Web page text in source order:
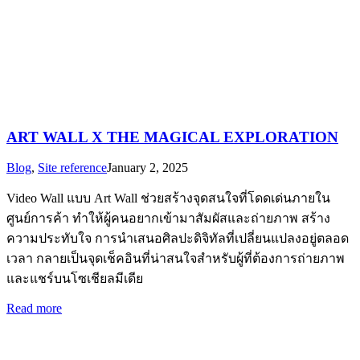
ART WALL X THE MAGICAL EXPLORATION
Blog, Site referenceJanuary 2, 2025
Video Wall แบบ Art Wall ช่วยสร้างจุดสนใจที่โดดเด่นภายใน
ศูนย์การค้า ทำให้ผู้คนอยากเข้ามาสัมผัสและถ่ายภาพ สร้าง
ความประทับใจ การนำเสนอศิลปะดิจิทัลที่เปลี่ยนแปลงอยู่ตลอด
เวลา กลายเป็นจุดเช็คอินที่น่าสนใจสำหรับผู้ที่ต้องการถ่ายภาพ
และแชร์บนโซเชียลมีเดีย
Read more